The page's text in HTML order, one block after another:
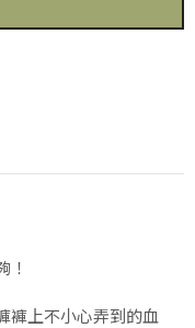
！
褲上不小心弄到的血